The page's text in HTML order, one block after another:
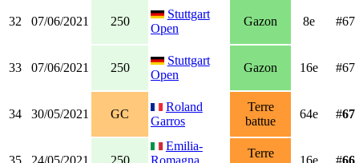
32 07/06/2021 250
Stuttgart
Open
Gazon 8e #67
33 07/06/2021 250
Stuttgart
Open
Gazon 16e #67
34 30/05/2021 GC
Roland
Garros
Terre
battue
64e #67
35 24/05/2021 250
Emilia-
Romagna
Terre
16e #66